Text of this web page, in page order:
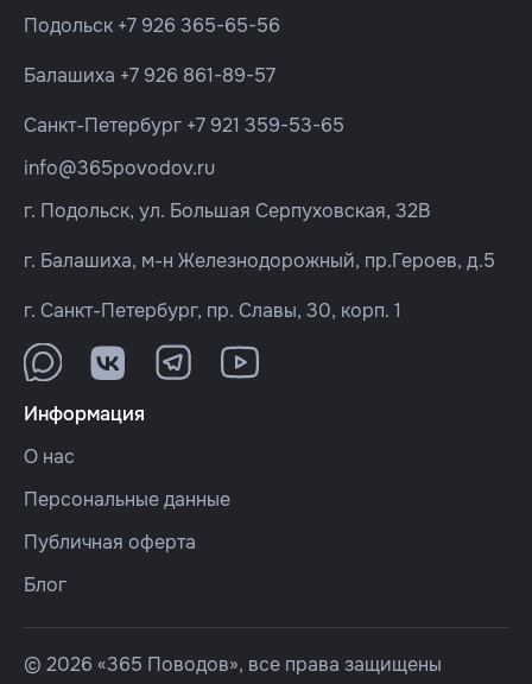
Подольск +7 926 365-65-56
Балашиха +7 926 861-89-57
Санкт-Петербург +7 921 359-53-65
info@365povodov.ru
г. Подольск, ул. Большая Серпуховская, 32В
г. Балашиха, м-н Железнодорожный, пр.Героев, д.5
г. Санкт-Петербург, пр. Славы, 30, корп. 1
Информация
О нас
Персональные данные
Публичная оферта
Блог
© 2026 «365 Поводов», все права защищены